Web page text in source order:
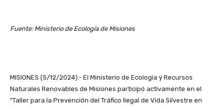
Fuente: Ministerio de Ecología de Misiones
MISIONES (5/12/2024).- El Ministerio de Ecología y Recursos
Naturales Renovables de Misiones participó activamente en el
“Taller para la Prevención del Tráfico Ilegal de Vida Silvestre en